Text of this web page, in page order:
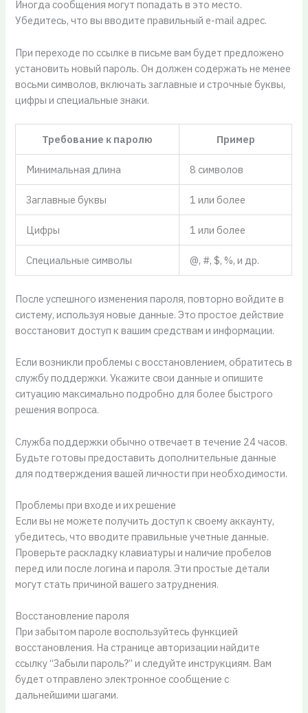
Иногда сообщения могут попадать в это место.
Убедитесь, что вы вводите правильный e-mail адрес.
При переходе по ссылке в письме вам будет предложено
установить новый пароль. Он должен содержать не менее
восьми символов, включать заглавные и строчные буквы,
цифры и специальные знаки.
Требование к паролю Пример
Минимальная длина 8 символов
Заглавные буквы 1 или более
Цифры 1 или более
Специальные символы @, #, $, %, и др.
После успешного изменения пароля, повторно войдите в
систему, используя новые данные. Это простое действие
восстановит доступ к вашим средствам и информации.
Если возникли проблемы с восстановлением, обратитесь в
службу поддержки. Укажите свои данные и опишите
ситуацию максимально подробно для более быстрого
решения вопроса.
Служба поддержки обычно отвечает в течение 24 часов.
Будьте готовы предоставить дополнительные данные
для подтверждения вашей личности при необходимости.
Проблемы при входе и их решение
Если вы не можете получить доступ к своему аккаунту,
убедитесь, что вводите правильные учетные данные.
Проверьте раскладку клавиатуры и наличие пробелов
перед или после логина и пароля. Эти простые детали
могут стать причиной вашего затруднения.
Восстановление пароля
При забытом пароле воспользуйтесь функцией
восстановления. На странице авторизации найдите
ссылку “Забыли пароль?” и следуйте инструкциям. Вам
будет отправлено электронное сообщение с
дальнейшими шагами.